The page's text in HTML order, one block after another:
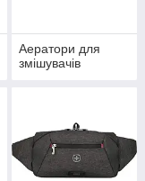
Аератори для
змішувачів